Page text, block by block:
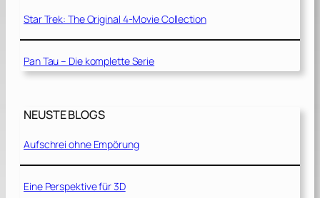
Star Trek: The Original 4-Movie Collection
Pan Tau – Die komplette Serie
NEUSTE BLOGS
Aufschrei ohne Empörung
Eine Perspektive für 3D